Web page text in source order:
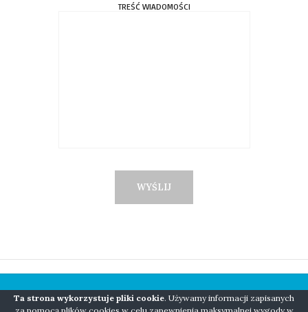
TREŚĆ WIADOMOŚCI
COPYRIGHT © 2018 NIANIO BORN TO BE WILD
Ta strona wykorzystuje pliki cookie. Używamy informacji zapisanych